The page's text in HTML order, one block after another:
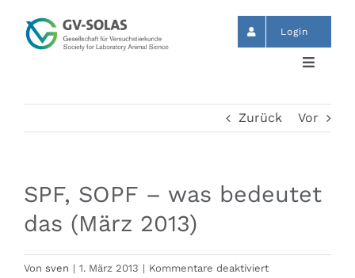
Inhalt
springen
Login
Toggle
Start
Termine
GV-SOLAS
Zurück Vor
SPF, SOPF – was bedeutet
das (März 2013)
Von sven | 1. März 2013 | Kommentare deaktiviertfür